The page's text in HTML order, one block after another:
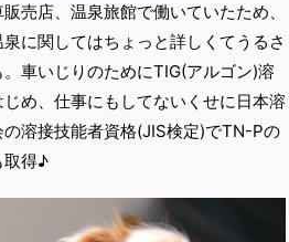
売店、温泉旅館で働いていたため、
に関してはちょっと詳しくてうるさ
。車いじりのためにTIG(アルゴン)溶
め、仕事にもしてないくせに日本溶
の溶接技能者資格(JIS検定)でTN-Pの
取得♪